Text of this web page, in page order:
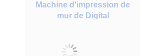
Machine d'impression de
mur de Digital